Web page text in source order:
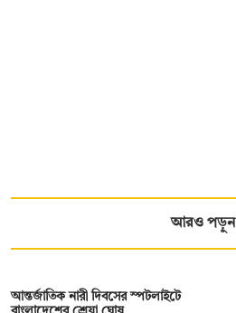
আরও পড়ুন
আন্তর্জাতিক নারী দিবসের স্পটলাইটে